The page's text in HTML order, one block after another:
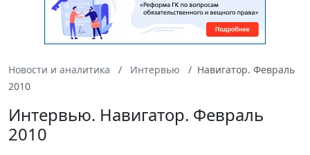
Новости и аналитика Интервью
Навигатор. Февраль
2010
Интервью. Навигатор. Февраль
2010